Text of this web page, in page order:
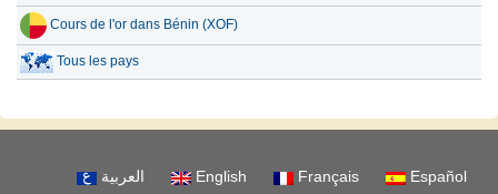
Cours de l'or dans Bénin (XOF)
Tous les pays
العربية English Français Español